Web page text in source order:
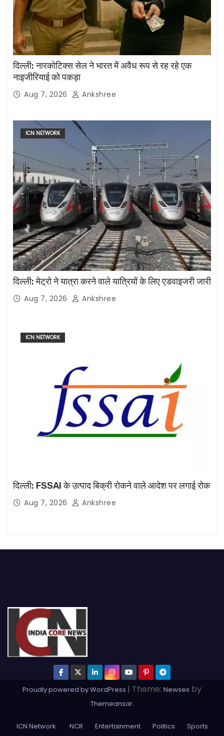
दिल्ली: नारकोटिक्स सेल ने भारत में अवैध रूप से रह रहे एक
नाइजीरियाई को पकड़ा
Aug 7, 2026 Ankshree
ICN NETWORK
दिल्ली: मेट्रो ने यात्रा करने वाले यात्रियों के लिए एडवाइजरी जारी
Aug 7, 2026 Ankshree
ICN NETWORK
दिल्ली: FSSAI के उत्पाद बिक्री रोकने वाले आदेश पर लगाई रोक
Aug 7, 2026 Ankshree
Proudly powered by WordPress | Theme: Newses by
Themeansar.
ICN Network NCR Entertainment Politics Sports